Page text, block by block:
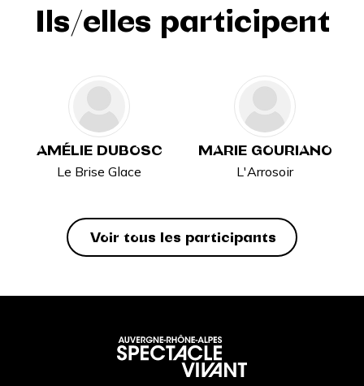
Ils/elles participent
AMÉLIE DUBOSC
Le Brise Glace
MARIE GOURIANO
L'Arrosoir
Voir tous les participants